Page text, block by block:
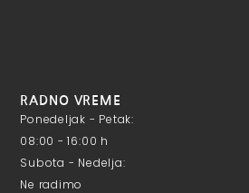
RADNO VREME
Ponedeljak - Petak:
08:00 - 16:00 h
Subota - Nedelja:
Ne radimo